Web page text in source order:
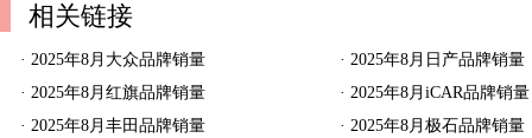
相关链接
· 2025年8月大众品牌销量 ·2025年8月日产品牌销量
· 2025年8月红旗品牌销量 ·2025年8月iCAR品牌销量
· 2025年8月丰田品牌销量 ·2025年8月极石品牌销量